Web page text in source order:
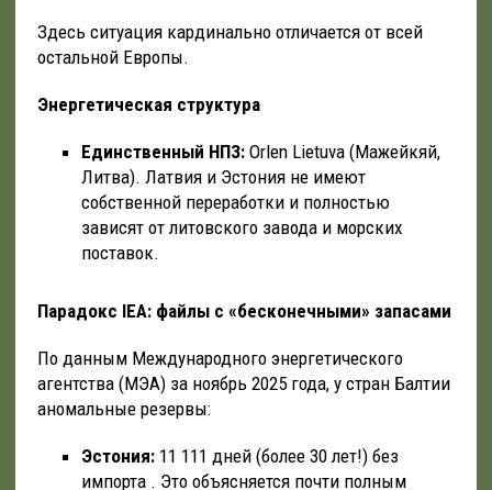
Здесь ситуация кардинально отличается от всей
остальной Европы.
Энергетическая структура
Единственный НПЗ:Orlen Lietuva (Мажейкяй,
Литва). Латвия и Эстония не имеют
собственной переработки и полностью
зависят от литовского завода и морских
поставок.
Парадокс IEA: файлы с «бесконечными» запасами
По данным Международного энергетического
агентства (МЭА) за ноябрь 2025 года, у стран Балтии
аномальные резервы:
Эстония:11 111 дней (более 30 лет!) без
импорта . Это объясняется почти полным